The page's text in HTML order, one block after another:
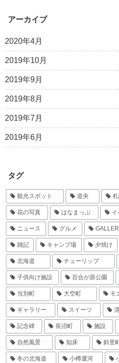
アーカイブ
2020年4月
2019年10月
2019年9月
2019年8月
2019年7月
2019年6月
タグ
観光スポット 道央
花の写真 はなまっぷ イ
ニュース グルメ
雑記 キャンプ場 夕焼け
北海道 チューリップ
子供向け施設 百合が原公園
当別町 大空町 モ
ギャラリー スイーツ
記念碑 長沼町 施設
自然風景 知床 斜里
冬の北海道 小樽運河